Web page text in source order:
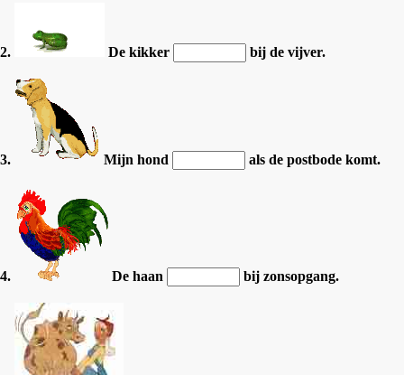
2. De kikker bij de vijver.
3. Mijn hond als de postbode komt.
4. De haan bij zonsopgang.